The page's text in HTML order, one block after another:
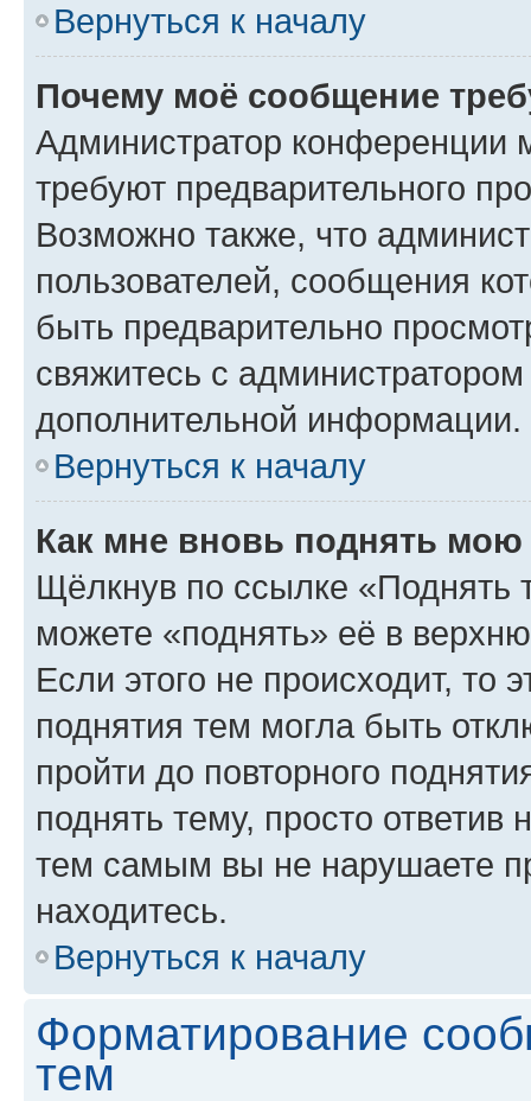
Вернуться к началу
Почему моё сообщение
Администратор конференции
требуют предварительного
Возможно также, что
пользователей, сообщения
быть предварительно
свяжитесь с
дополнительной информации.
Вернуться к началу
Как мне вновь поднять мою
Щёлкнув по ссылке «Поднять
можете «поднять» её в
Если этого не происходит, то
поднятия тем могла быть
пройти до повторного
поднять тему, просто ответив
тем самым вы не нарушаете
находитесь.
Вернуться к началу
Форматирование
тем